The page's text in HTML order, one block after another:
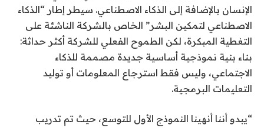
الإنسان بالإضافة إلى الذكاء الاصطناعي. سيطر إطار “الذكاء
الاصطناعي لتمكين البشر” الخاص بالشركة الناشئة على
التغطية المبكرة، لكن الطموح الفعلي للشركة أكثر حداثة:
بناء بنية نموذجية أساسية جديدة مصممة للذكاء
الاجتماعي، وليس فقط استرجاع المعلومات أو توليد
التعليمات البرمجية.
“يبدو أننا أنهينا النموذج الأول للتوسع، حيث تم تدريب